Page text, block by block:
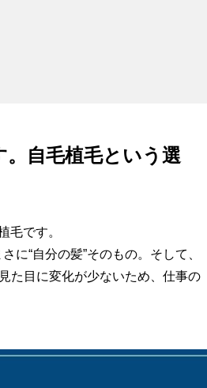
。自毛植毛という選
毛です。
に“自分の髪”そのもの。そして、
た目に変化が少ないため、仕事の